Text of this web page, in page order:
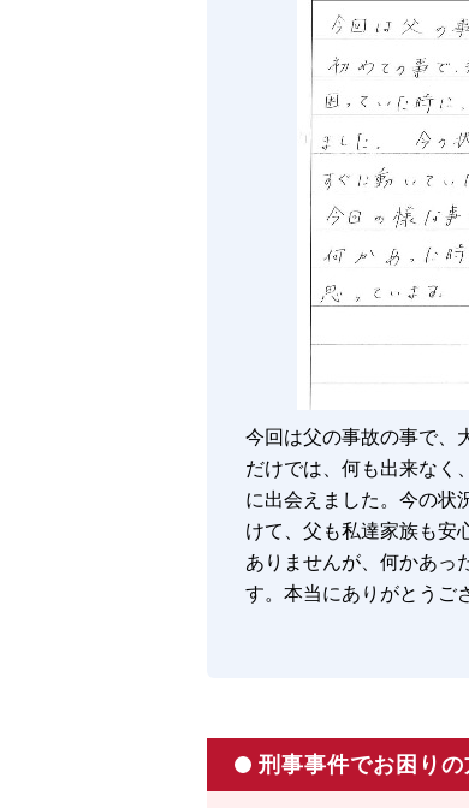
今回は父の事故の事で、
だけでは、何も出来なく
に出会えました。今の状
けて、父も私達家族も安
ありませんが、何かあっ
す。本当にありがとうご
刑事事件でお困りの